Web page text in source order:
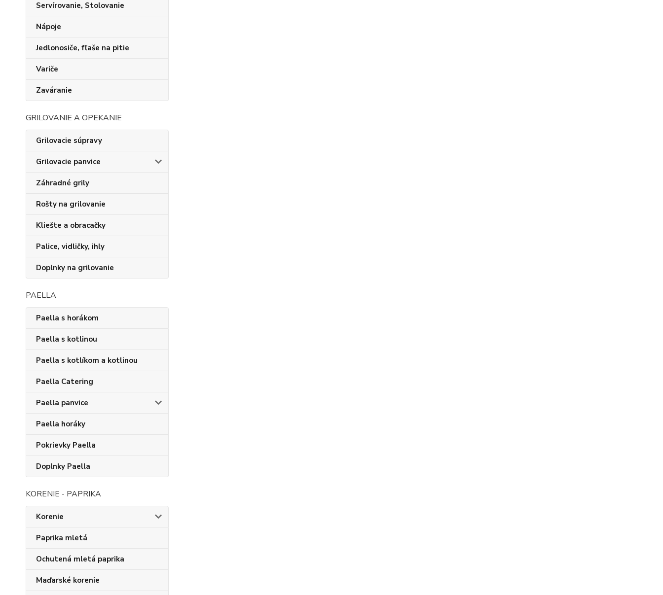
Servírovanie, Stolovanie
Nápoje
Jedlonosiče, fľaše na pitie
Variče
Zaváranie
GRILOVANIE A OPEKANIE
Grilovacie súpravy
Grilovacie panvice
Záhradné grily
Rošty na grilovanie
Kliešte a obracačky
Palice, vidličky, ihly
Doplnky na grilovanie
PAELLA
Paella s horákom
Paella s kotlinou
Paella s kotlíkom a kotlinou
Paella Catering
Paella panvice
Paella horáky
Pokrievky Paella
Doplnky Paella
KORENIE - PAPRIKA
Korenie
Paprika mletá
Ochutená mletá paprika
Maďarské korenie